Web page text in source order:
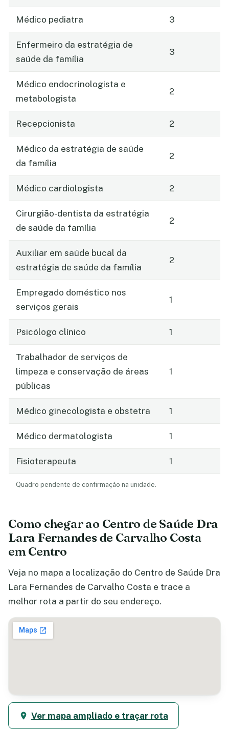
Médico pediatra 3
Enfermeiro da estratégia de
saúde da família
3
Médico endocrinologista e
metabologista
2
Recepcionista 2
Médico da estratégia de saúde
da família
2
Médico cardiologista 2
Cirurgião-dentista da estratégia
de saúde da família
2
Auxiliar em saúde bucal da
estratégia de saúde da família
2
Empregado doméstico nos
serviços gerais
1
Psicólogo clínico 1
Trabalhador de serviços de
limpeza e conservação de áreas
públicas
1
Médico ginecologista e obstetra 1
Médico dermatologista 1
Fisioterapeuta 1
Quadro pendente de confirmação na unidade.
Como chegar ao Centro de Saúde Dra
Lara Fernandes de Carvalho Costa
em Centro
Veja no mapa a localização do Centro de Saúde Dra
Lara Fernandes de Carvalho Costa e trace a
melhor rota a partir do seu endereço.
Ver mapa ampliado e traçar rota